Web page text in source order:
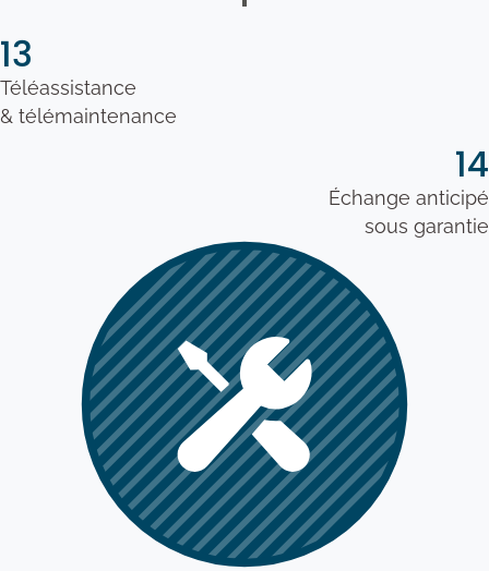
13
Téléassistance
& télémaintenance
14
Échange anticipé
sous garantie